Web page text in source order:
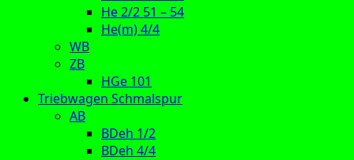
He 2/2 51 – 54
He(m) 4/4
WB
ZB
HGe 101
Triebwagen Schmalspur
AB
BDeh 1/2
BDeh 4/4